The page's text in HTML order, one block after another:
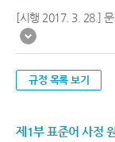
[시행 2017. 3. 28.]
규정 목록 보기
제1부 표준어 사정